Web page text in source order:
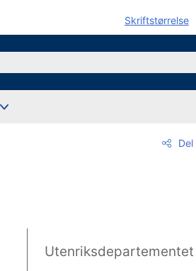
Skriftstørrelse
Del
Utenriksdepartementet